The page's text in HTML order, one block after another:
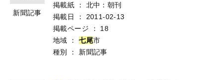
新聞記事
掲載紙 ：
北中：朝刊
掲載日
：
2011-02-13
掲載ページ
：
18
地域
： 七尾市
種別
： 新聞記事